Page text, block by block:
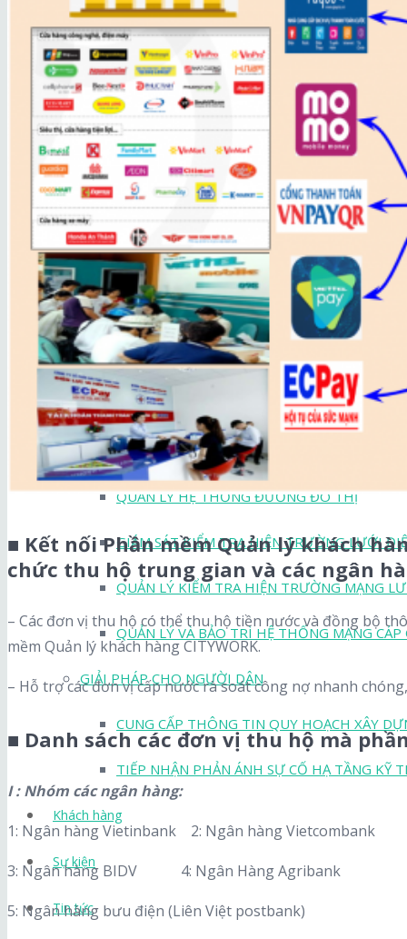
QUẢN LÝ CẤP PHÉP XÂY DỰNG NHÀ Ở
GIẢI PHÁP CHO DOANH NGHIỆP
QUẢN LÝ CÂY XANH
QUẢN LÝ MẠNG CHIẾU SÁNG
QUẢN LÝ HỆ THỐNG THOÁT NƯỚC
QUẢN LÝ NGHĨA TRANG
QUẢN LÝ TỔNG THỂ MẠNG CẤP NƯỚC
QUẢN LÝ KHÁCH HÀNG DỊCH VỤ VSMT
QUẢN LÝ TỔNG THỂ MẠNG LƯỚI ĐIỆN
QUẢN LÝ KHU CÔNG NGHIỆP, KHU ĐÔ THỊ
QUẢN LÝ HỆ THỐNG ĐƯỜNG ĐÔ THỊ
GIÁM SÁT KIỂM TRA HIỆN TRƯỜNG LƯỚI
QUẢN LÝ KIỂM TRA HIỆN TRƯỜNG MẠNG
QUẢN LÝ VÀ BẢO TRÌ HỆ THỐNG MẠNG CÁP
GIẢI PHÁP CHO NGƯỜI DÂN
CUNG CẤP THÔNG TIN QUY HOẠCH XÂY
TIẾP NHẬN PHẢN ÁNH SỰ CỐ HẠ TẦNG KỸ
Khách hàng
Sự kiện
Tin tức
■ Kết nối Phần mềm Quản lý khách
chức thu hộ trung gian và các ngân
– Các đơn vị thu hộ có thể thu hộ tiền nước và đồng bộ
mềm Quản lý khách hàng CITYWORK.
– Hỗ trợ các đơn vị cấp nước rà soát công nợ nhanh
■ Danh sách các đơn vị thu hộ mà
I : Nhóm các ngân hàng:
1: Ngân hàng Vietinbank 2: Ngân hàng Vietcombank
3: Ngân hàng BIDV 4: Ngân Hàng Agribank
5: Ngân hàng bưu điện (Liên Việt postbank)